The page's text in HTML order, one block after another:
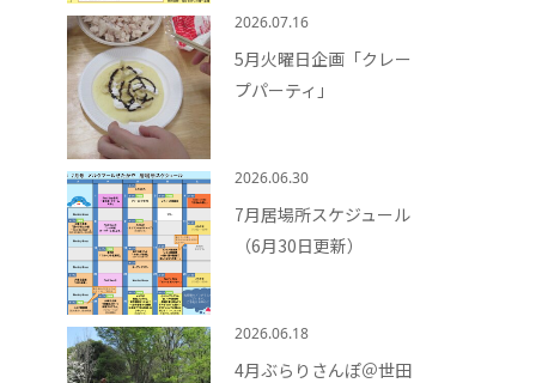
2026.07.16
5月火曜日企画「クレー
プパーティ」
2026.06.30
7月居場所スケジュール
（6月30日更新）
2026.06.18
4月ぶらりさんぽ＠世田